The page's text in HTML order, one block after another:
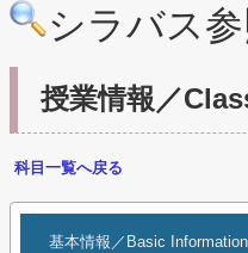
シラバス
授業情報／
科目一覧へ戻る
基本情報／Basic Information